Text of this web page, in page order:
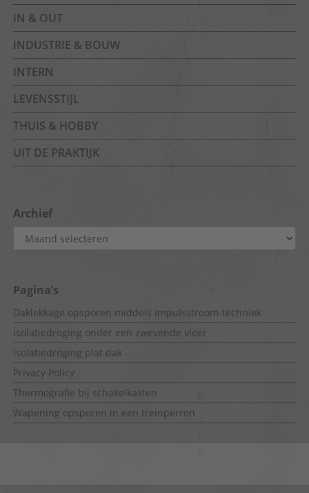
IN & OUT
INDUSTRIE & BOUW
INTERN
LEVENSSTIJL
THUIS & HOBBY
UIT DE PRAKTIJK
Archief
Archief
Pagina’s
Daklekkage opsporen middels impulsstroom-techniek
Isolatiedroging onder een zwevende vloer
Isolatiedroging plat dak
Privacy Policy
Thermografie bij schakelkasten
Wapening opsporen in een treinperron